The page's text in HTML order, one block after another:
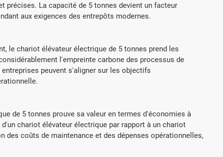
précises. La capacité de 5 tonnes devient un facteur
aux exigences des entrepôts modernes.
le chariot élévateur électrique de 5 tonnes prend les
l'empreinte carbone des processus de
peuvent s'aligner sur les objectifs
de 5 tonnes prouve sa valeur en termes d'économies à
chariot élévateur électrique par rapport à un chariot
des coûts de maintenance et des dépenses opérationnelles,